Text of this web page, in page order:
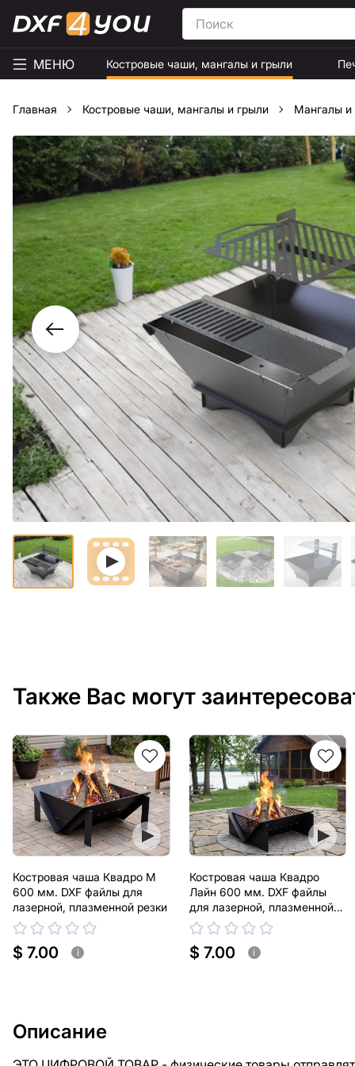
МЕНЮ Костровые чаши, мангалы и грыли
Главная Костровые чаши, мангалы и грыли Мангалы и
Также Вас могут
Костровая чаша Квадро М
600 мм. DXF файлы для
лазерной, плазменной резки
$ 7.00 i
Костровая чаша Квадро
Лайн 600 мм. DXF файлы
для лазерной, плазменной
резки
$ 7.00 i
Описание